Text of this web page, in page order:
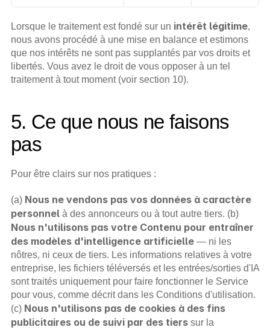
Lorsque le traitement est fondé sur un intérêt légitime,
nous avons procédé à une mise en balance et estimons
que nos intérêts ne sont pas supplantés par vos droits et
libertés. Vous avez le droit de vous opposer à un tel
traitement à tout moment (voir section 10).
5. Ce que nous ne faisons
pas
Pour être clairs sur nos pratiques :
(a) Nous ne vendons pas vos données à caractère
personnel
Nous n'utilisons pas votre Contenu pour entraîner
des modèles d'intelligence artificielle — ni les
nôtres, ni ceux de tiers. Les informations relatives à votre
entreprise, les fichiers téléversés et les entrées/sorties d'IA
sont traités uniquement pour faire fonctionner le Service
pour vous, comme décrit dans les Conditions d'utilisation.
(c) Nous n'utilisons pas de cookies à des fins
publicitaires ou de suivi par des tiers sur la